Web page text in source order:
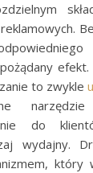
to zwykle
narzędzie
do
wydajny.
który